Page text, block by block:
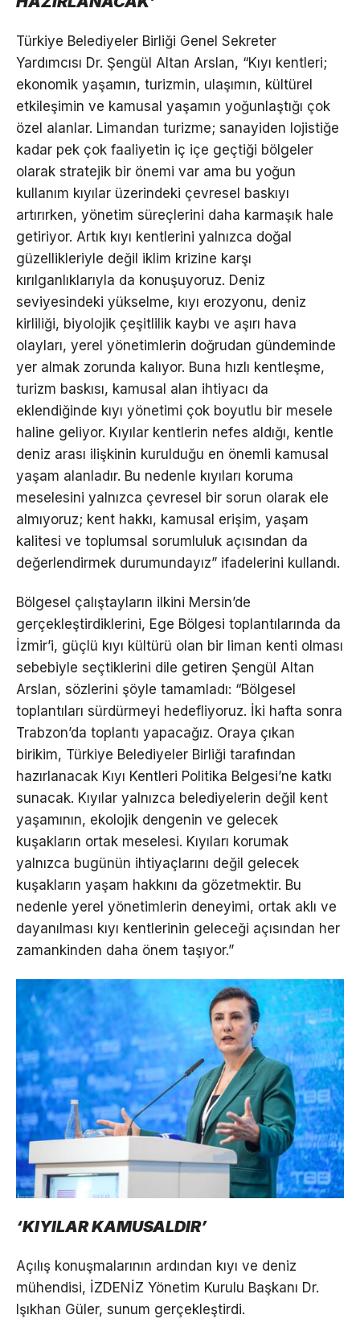
Türkiye Belediyeler Birliği Genel Sekreter
Yardımcısı Dr. Şengül Altan Arslan, “Kıyı kentleri;
ekonomik yaşamın, turizmin, ulaşımın, kültürel
etkileşimin ve kamusal yaşamın yoğunlaştığı çok
özel alanlar. Limandan turizme; sanayiden lojistiğe
kadar pek çok faaliyetin iç içe geçtiği bölgeler
olarak stratejik bir önemi var ama bu yoğun
kullanım kıyılar üzerindeki çevresel baskıyı
artırırken, yönetim süreçlerini daha karmaşık hale
getiriyor. Artık kıyı kentlerini yalnızca doğal
güzellikleriyle değil iklim krizine karşı
kırılganlıklarıyla da konuşuyoruz. Deniz
seviyesindeki yükselme, kıyı erozyonu, deniz
kirliliği, biyolojik çeşitlilik kaybı ve aşırı hava
olayları, yerel yönetimlerin doğrudan gündeminde
yer almak zorunda kalıyor. Buna hızlı kentleşme,
turizm baskısı, kamusal alan ihtiyacı da
eklendiğinde kıyı yönetimi çok boyutlu bir mesele
haline geliyor. Kıyılar kentlerin nefes aldığı, kentle
deniz arası ilişkinin kurulduğu en önemli kamusal
yaşam alanladır. Bu nedenle kıyıları koruma
meselesini yalnızca çevresel bir sorun olarak ele
almıyoruz; kent hakkı, kamusal erişim, yaşam
kalitesi ve toplumsal sorumluluk açısından da
değerlendirmek durumundayız” ifadelerini kullandı.
Bölgesel çalıştayların ilkini Mersin’de
gerçekleştirdiklerini, Ege Bölgesi toplantılarında da
İzmir’i, güçlü kıyı kültürü olan bir liman kenti olması
sebebiyle seçtiklerini dile getiren Şengül Altan
Arslan, sözlerini şöyle tamamladı: “Bölgesel
toplantıları sürdürmeyi hedefliyoruz. İki hafta sonra
Trabzon’da toplantı yapacağız. Oraya çıkan
birikim, Türkiye Belediyeler Birliği tarafından
hazırlanacak Kıyı Kentleri Politika Belgesi’ne katkı
sunacak. Kıyılar yalnızca belediyelerin değil kent
yaşamının, ekolojik dengenin ve gelecek
kuşakların ortak meselesi. Kıyıları korumak
yalnızca bugünün ihtiyaçlarını değil gelecek
kuşakların yaşam hakkını da gözetmektir. Bu
nedenle yerel yönetimlerin deneyimi, ortak aklı ve
dayanılması kıyı kentlerinin geleceği açısından her
zamankinden daha önem taşıyor.”
‘KIYILAR KAMUSALDIR’
Açılış konuşmalarının ardından kıyı ve deniz
mühendisi, İZDENİZ Yönetim Kurulu Başkanı Dr.
Işıkhan Güler, sunum gerçekleştirdi.